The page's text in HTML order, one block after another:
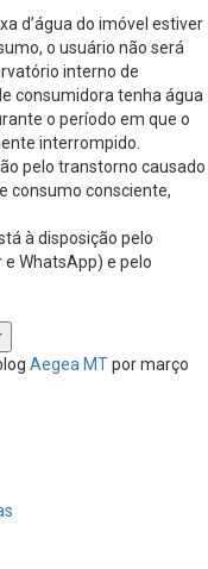
d’água do imóvel estiver
o usuário não será
interno de
consumidora tenha água
o período em que o
interrompido.
pelo transtorno causado
consumo consciente,
à disposição pelo
WhatsApp) e pelo
Aegea MTpor março